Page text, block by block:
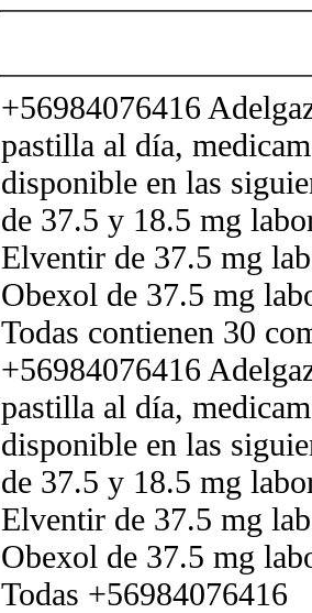
+56984076416
pastilla al día,
disponible en las
de 37.5 y 18.5 mg
Elventir de 37.5 mg
Obexol de 37.5 mg
Todas contienen 30
+56984076416
pastilla al día,
disponible en las
de 37.5 y 18.5 mg
Elventir de 37.5 mg
Obexol de 37.5 mg
Todas +56984076416